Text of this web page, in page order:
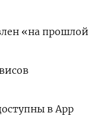
«на прошлой
в App